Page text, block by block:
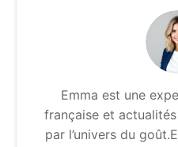
Emma est une
française et
par l’univers du